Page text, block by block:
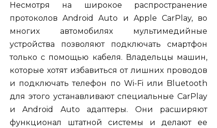
Несмотря на широкое распространение
протоколов Android Auto и Apple CarPlay, во
многих автомобилях мультимедийные
устройства позволяют подключать смартфон
только с помощью кабеля. Владельцы машин,
которые хотят избавиться от лишних проводов
и подключать телефон по Wi-Fi или Bluetooth
для этого устанавливают специальные CarPlay
и Android Auto адаптеры. Они расширяют
функционал штатной системы и делают ее